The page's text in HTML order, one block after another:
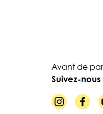
Avant de
Suivez-